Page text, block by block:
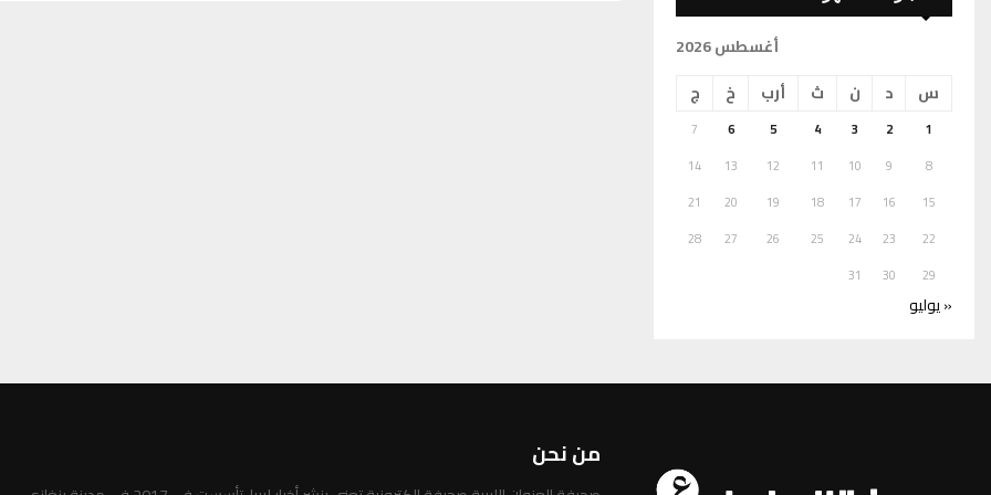
أغسطس 2026
س
د ن ث أرب خ ج
1
2
3
4
5
6
7
8
9
10
11
12
13
14
15
16
17
18
19
20
21
22
23
24
25
26
27
28
29
30
31
« يوليو
من نحن